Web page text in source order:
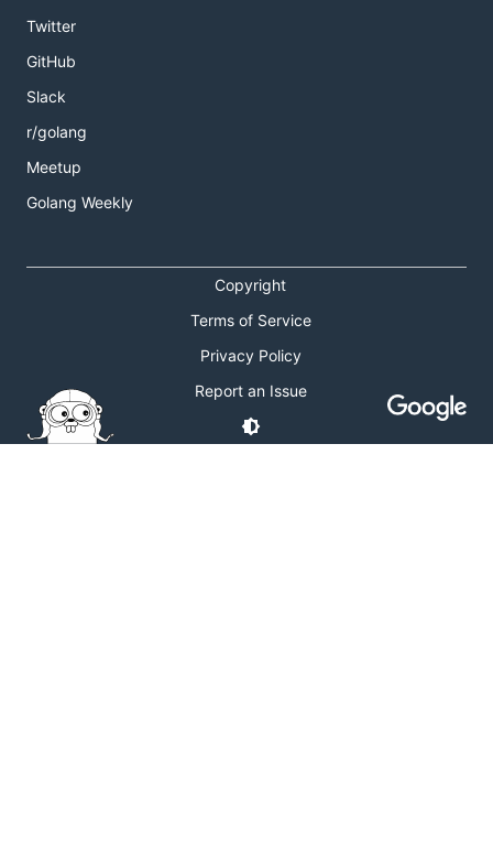
Twitter
GitHub
Slack
r/golang
Meetup
Golang Weekly
Copyright
Terms of Service
Privacy Policy
Report an Issue